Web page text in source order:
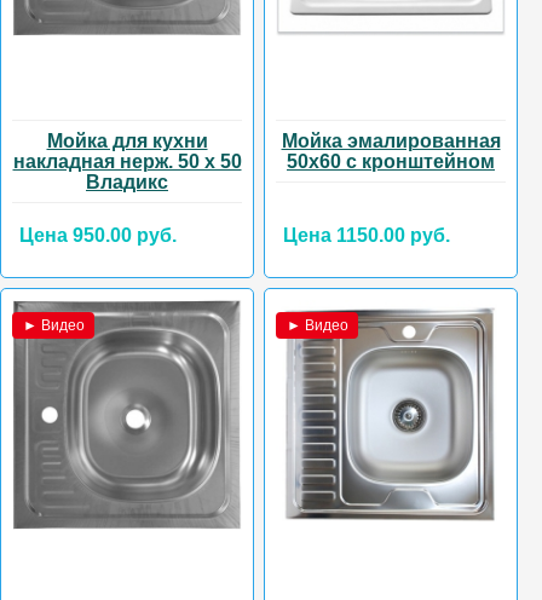
Мойка для кухни
накладная нерж. 50 х 50
Владикс
Цена 950.00 руб.
Мойка эмалированная
50х60 с кронштейном
Цена 1150.00 руб.
► Видео ► Видео